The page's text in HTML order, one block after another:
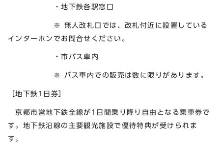
・地下鉄各駅窓口
※ 無人改札口では、改札付近に設置している
インターホンでお問合せください。
・市バス車内
※ バス車内での販売は数に限りがあります。
［地下鉄1日券］
京都市営地下鉄全線が1日間乗り降り自由となる乗車券で
す。地下鉄沿線の主要観光施設で優待特典が受けられま
す。